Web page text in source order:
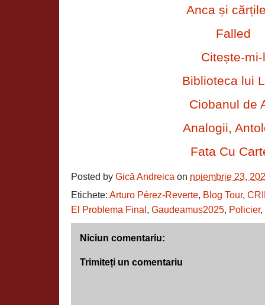
Anca și
Falled
Citește-
Biblioteca lui
Ciobanul de
Analogii,
Fata Cu
Posted by Gică Andreica on noiembrie 23,
Etichete: Arturo Pérez-Reverte, Blog Tour,
El Problema Final , Gaudeamus2025, Policier,
Niciun comentariu:
Trimiteți un comentariu